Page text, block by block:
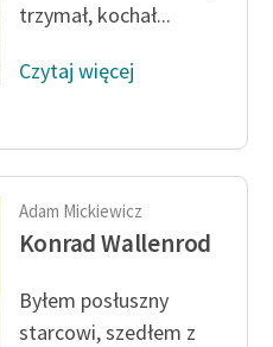
trzymał, kochał...
Czytaj więcej
Adam Mickiewicz
Konrad Wallenrod
Byłem posłuszny
starcowi, szedłem z